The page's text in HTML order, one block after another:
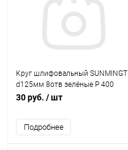
Круг шлифовальный SUNMINGT
d125мм 8отв зелёные Р 400
липучка, (корея)
30 руб. / шт
Подробнее